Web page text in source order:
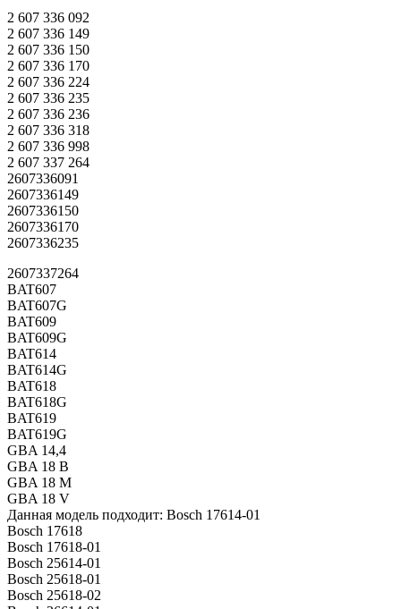
2 607 336 092
2 607 336 149
2 607 336 150
2 607 336 170
2 607 336 224
2 607 336 235
2 607 336 236
2 607 336 318
2 607 336 998
2 607 337 264
2607336091
2607336149
2607336150
2607336170
2607336235
2607337264
BAT607
BAT607G
BAT609
BAT609G
BAT614
BAT614G
BAT618
BAT618G
BAT619
BAT619G
GBA 14,4
GBA 18 B
GBA 18 M
GBA 18 V
Данная модель подходит: Bosch 17614-01
Bosch 17618
Bosch 17618-01
Bosch 25614-01
Bosch 25618-01
Bosch 25618-02